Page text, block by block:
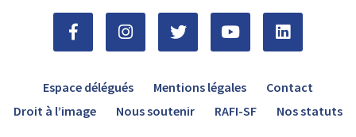
Espace délégués Mentions légales
Contact
Droit à l’image
Nous soutenir RAFI-SF Nos statuts